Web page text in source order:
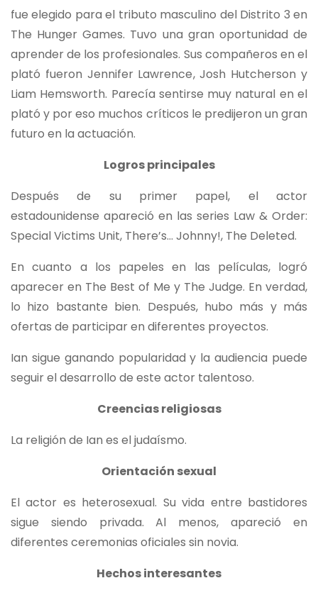
fue elegido para el tributo masculino del Distrito 3 en
The Hunger Games. Tuvo una gran oportunidad de
aprender de los profesionales. Sus compañeros en el
plató fueron Jennifer Lawrence, Josh Hutcherson y
Liam Hemsworth. Parecía sentirse muy natural en el
plató y por eso muchos críticos le predijeron un gran
futuro en la actuación.
Logros principales
Después de su primer papel, el actor
estadounidense apareció en las series Law & Order:
Special Victims Unit, There’s… Johnny!, The Deleted.
En cuanto a los papeles en las películas, logró
aparecer en The Best of Me y The Judge. En verdad,
lo hizo bastante bien. Después, hubo más y más
ofertas de participar en diferentes proyectos.
Ian sigue ganando popularidad y la audiencia puede
seguir el desarrollo de este actor talentoso.
Creencias religiosas
La religión de Ian es el judaísmo.
Orientación sexual
El actor es heterosexual. Su vida entre bastidores
sigue siendo privada. Al menos, apareció en
diferentes ceremonias oficiales sin novia.
Hechos interesantes